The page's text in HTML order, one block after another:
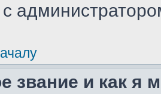
с
звание и как я